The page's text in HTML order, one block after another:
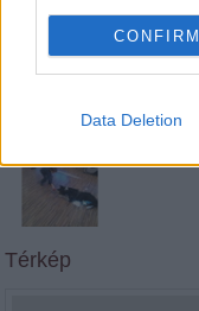
CONFIRM
Data Deletion
Térkép